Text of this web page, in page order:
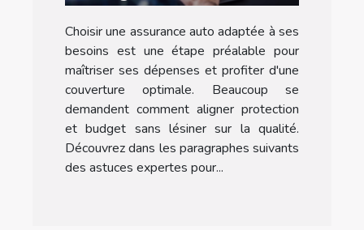
une assurance auto
adaptée ?
Choisir une assurance auto adaptée à ses
besoins est une étape préalable pour
maîtriser ses dépenses et profiter d'une
couverture optimale. Beaucoup se
demandent comment aligner protection
et budget sans lésiner sur la qualité.
Découvrez dans les paragraphes suivants
des astuces expertes pour...